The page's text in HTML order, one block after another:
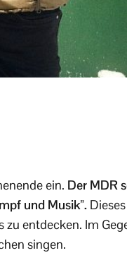
ein. Der MDR
und Musik”.
zu entdecken. Im
singen.